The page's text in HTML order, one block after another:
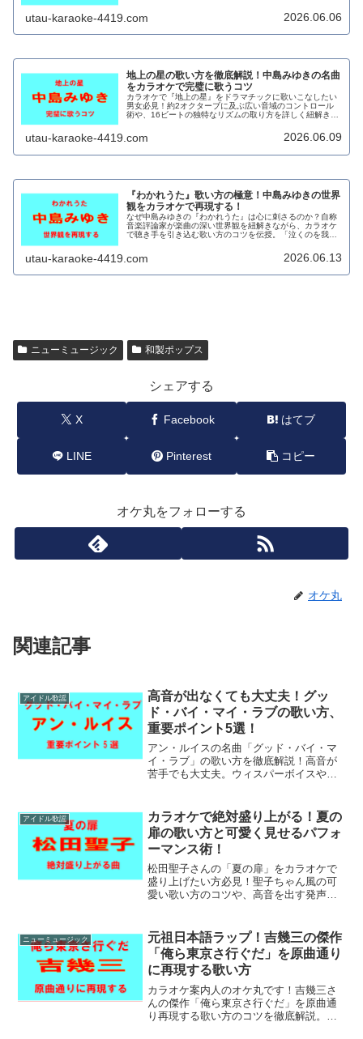
utau-karaoke-4419.com 2026.06.06
地上の星の歌い方を徹底解説！中島みゆきの名曲
をカラオケで完璧に歌うコツ
カラオケで『地上の星』をドラマチックに歌いこなしたい
男女必見！約2オクターブに及ぶ広い音域のコントロール
術や、16ビートの独特なリズムの取り方を詳しく紐解きま
utau-karaoke-4419.com 2026.06.09
『わかれうた』歌い方の極意！中島みゆきの世界
観をカラオケで再現する！
なぜ中島みゆきの『わかれうた』は心に刺さるのか？自称
音楽評論家が楽曲の深い世界観を紐解きながら、カラオケ
で聴き手を引き込む歌い方のコツを伝授。「泣くのを我慢
utau-karaoke-4419.com 2026.06.13
ニューミュージック 和製ポップス
シェアする
X Facebook はてブ
LINE Pinterest コピー
オケ丸をフォローする
オケ丸
関連記事
アイドル歌謡
高音が出なくても大丈夫！グッ
ド・バイ・マイ・ラブの歌い方、
重要ポイント5選！
アン・ルイスの名曲「グッド・バイ・マ
イ・ラブ」の歌い方を徹底解説！高音が
苦手でも大丈夫。ウィスパーボイスや裏
重要ポイント5選をご紹介。昭和歌謡の情
感を再現しましょう。
アイドル歌謡
カラオケで絶対盛り上がる！夏の
扉の歌い方と可愛く見せるパフォ
ーマンス術！
松田聖子さんの「夏の扉」をカラオケで
盛り上げたい方必見！聖子ちゃん風の可
愛い歌い方のコツや、高音を出す発声
バイスも満載。この記事を読んで、あな
たもカラオケの主役になりましょう！
ニューミュージック
元祖日本語ラップ！吉幾三の傑作
「俺ら東京さ行ぐだ」を原曲通り
に再現する歌い方
カラオケ案内人のオケ丸です！吉幾三さ
んの傑作「俺ら東京さ行ぐだ」を原曲通
り再現する歌い方のコツを徹底解説。元